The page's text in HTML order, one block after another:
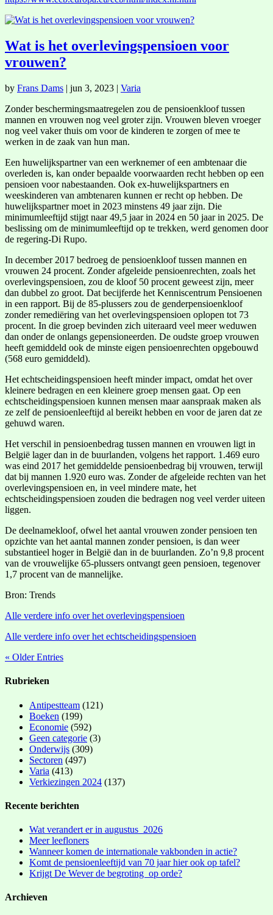
Wat is het overlevingspensioen voor
vrouwen?
by Frans Dams | jun 3, 2023 | Varia
Zonder beschermingsmaatregelen zou de pensioenkloof tussen
mannen en vrouwen nog veel groter zijn. Vrouwen bleven vroeger
nog veel vaker thuis om voor de kinderen te zorgen of mee te
werken in de zaak van hun man.
Een huwelijkspartner van een werknemer of een ambtenaar die
overleden is, kan onder bepaalde voorwaarden recht hebben op een
pensioen voor nabestaanden. Ook ex-huwelijkspartners en
weeskinderen van ambtenaren kunnen er recht op hebben. De
huwelijkspartner moet in 2023 minstens 49 jaar zijn. Die
minimumleeftijd stijgt naar 49,5 jaar in 2024 en 50 jaar in 2025. De
beslissing om de minimumleeftijd op te trekken, werd genomen door
de regering-Di Rupo.
In december 2017 bedroeg de pensioenkloof tussen mannen en
vrouwen 24 procent. Zonder afgeleide pensioenrechten, zoals het
overlevingspensioen, zou de kloof 50 procent geweest zijn, meer
dan dubbel zo groot. Dat becijferde het Kenniscentrum Pensioenen
in een rapport. Bij de 85-plussers zou de genderpensioenkloof
zonder remediëring van het overlevingspensioen oplopen tot 73
procent. In die groep bevinden zich uiteraard veel meer weduwen
dan onder de onlangs gepensioneerden. De oudste groep vrouwen
heeft gemiddeld ook de minste eigen pensioenrechten opgebouwd
(568 euro gemiddeld).
Het echtscheidingspensioen heeft minder impact, omdat het over
kleinere bedragen en een kleinere groep mensen gaat. Op een
echtscheidingspensioen kunnen mensen maar aanspraak maken als
ze zelf de pensioenleeftijd al bereikt hebben en voor de jaren dat ze
gehuwd waren.
Het verschil in pensioenbedrag tussen mannen en vrouwen ligt in
België lager dan in de buurlanden, volgens het rapport. 1.469 euro
was eind 2017 het gemiddelde pensioenbedrag bij vrouwen, terwijl
dat bij mannen 1.920 euro was. Zonder de afgeleide rechten van het
overlevingspensioen en, in veel mindere mate, het
echtscheidingspensioen zouden die bedragen nog veel verder uiteen
liggen.
De deelnamekloof, ofwel het aantal vrouwen zonder pensioen ten
opzichte van het aantal mannen zonder pensioen, is dan weer
substantieel hoger in België dan in de buurlanden. Zo’n 9,8 procent
van de vrouwelijke 65-plussers ontvangt geen pensioen, tegenover
1,7 procent van de mannelijke.
Bron: Trends
Alle verdere info over het overlevingspensioen
Alle verdere info over het echtscheidingspensioen
« Older Entries
Rubrieken
Antipestteam (121)
Boeken (199)
Economie (592)
Geen categorie (3)
Onderwijs (309)
Sectoren (497)
Varia (413)
Verkiezingen 2024 (137)
Recente berichten
Wat verandert er in augustus 2026
Meer leefloners
Wanneer komen de internationale vakbonden in actie?
Komt de pensioenleeftijd van 70 jaar hier ook op tafel?
Krijgt De Wever de begroting op orde?
Archieven